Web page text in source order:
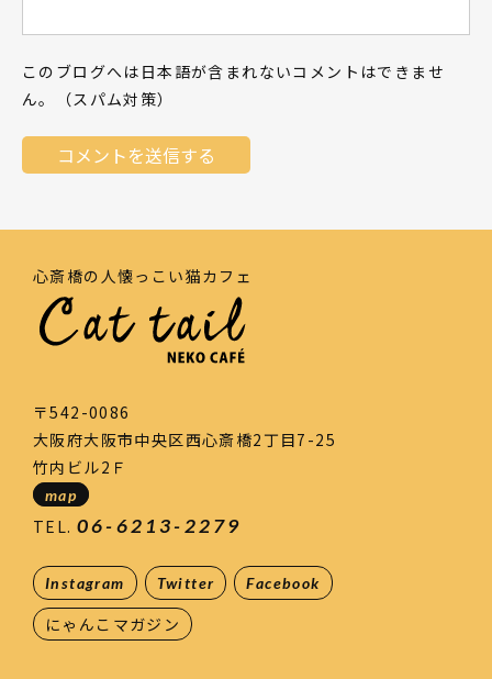
このブログへは日本語が含まれないコメントはできませ
ん。（スパム対策）
心斎橋の人懐っこい猫カフェ
〒542-0086
大阪府大阪市中央区西心斎橋2丁目7-25
竹内ビル2Ｆ
map
TEL. 06-6213-2279
Instagram Twitter Facebook
にゃんこマガジン